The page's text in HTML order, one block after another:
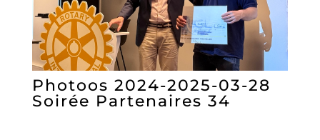
Photoos 2024-2025-03-28
Soirée Partenaires 34